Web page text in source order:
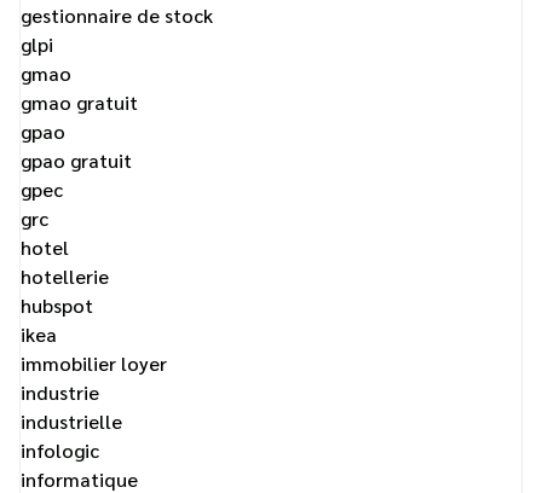
gestionnaire de stock
glpi
gmao
gmao gratuit
gpao
gpao gratuit
gpec
grc
hotel
hotellerie
hubspot
ikea
immobilier loyer
industrie
industrielle
infologic
informatique